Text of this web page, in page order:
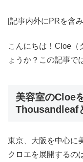
[記事内外にPRを含
こんにちは！Cloe（
ょうか？この記事で
美容室のCloe
Thousandleaf
東京、大阪を中心に
クロエを展開するの